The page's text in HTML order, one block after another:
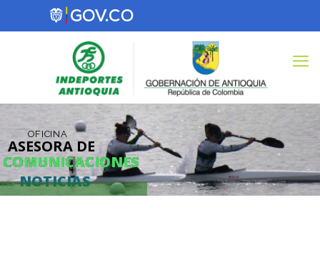
OFICINA
COMUNICACIONES
NOTICIAS
ASESORA DE
COMUNICACIONES